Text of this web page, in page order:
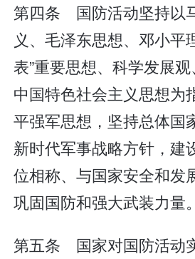
第四条 国防活动坚持以
义、毛泽东思想、邓小平
表”重要思想、科学发展
中国特色社会主义思想为
平强军思想，坚持总体国
新时代军事战略方针，建
位相称、与国家安全和发
巩固国防和强大武装力量。
第五条 国家对国防活动